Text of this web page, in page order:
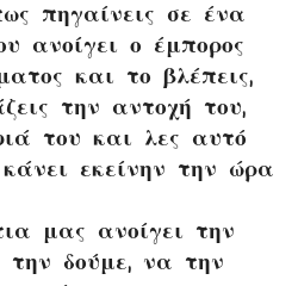
πηγαίνεις σε ένα
ανοίγει ο έμπορος
και το βλέπεις,
την αντοχή του,
του και λες αυτό
εκείνην την ώρα
μας ανοίγει την
την δούμε, να την